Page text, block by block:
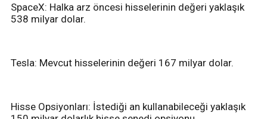
SpaceX: Halka arz öncesi hisselerinin değeri yaklaşık
538 milyar dolar.
Tesla: Mevcut hisselerinin değeri 167 milyar dolar.
Hisse Opsiyonları: İstediği an kullanabileceği yaklaşık